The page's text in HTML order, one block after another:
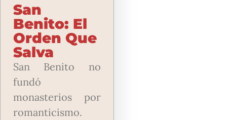
San
Benito: El
Orden Que
Salva
San Benito no
fundó
monasterios por
romanticismo.